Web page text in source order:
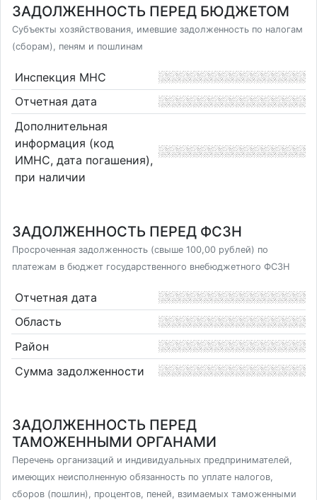
ЗАДОЛЖЕННОСТЬ ПЕРЕД БЮДЖЕТОМ
Субъекты хозяйствования, имевшие задолженность по налогам
(сборам), пеням и пошлинам
Инспекция МНС
Отчетная дата
Дополнительная
информация (код
ИМНС, дата погашения),
при наличии
ЗАДОЛЖЕННОСТЬ ПЕРЕД ФСЗН
Просроченная задолженность (свыше 100,00 рублей) по
платежам в бюджет государственного внебюджетного ФСЗН
Отчетная дата
Область
Район
Сумма задолженности
ЗАДОЛЖЕННОСТЬ ПЕРЕД
ТАМОЖЕННЫМИ ОРГАНАМИ
Перечень организаций и индивидуальных предпринимателей,
имеющих неисполненную обязанность по уплате налогов,
сборов (пошлин), процентов, пеней, взимаемых таможенными